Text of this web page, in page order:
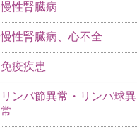
慢性腎臓病
慢性腎臓病、心不全
免疫疾患
リンパ節異常・リンパ球異
常